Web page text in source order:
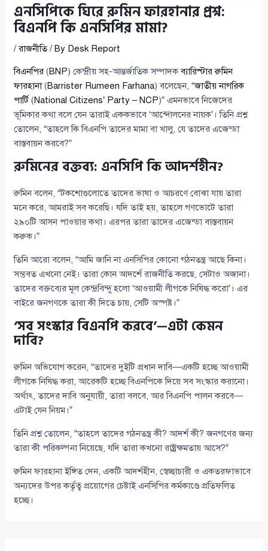
এনসিপিকে ঘিরে রুমিন ফারহানার প্রশ্ন:
বিএনপি কি এনসিপির মামা?
/রাজনীতি/ By Desk Report
বিএনপির (BNP) কেন্দ্রীয় সহ-আন্তর্জাতিক সম্পাদকব্যারিস্টার রুমিন
ফারহানা(Barrister Rumeen Farhana) বলেছেন, “জাতীয় নাগরিক
পার্টি (National Citizens’ Party – NCP)” এমনভাবে নিজেদের
ভূমিকার কথা বলে যেন তারাই এককভাবে ‘আন্দোলনের নায়ক’। তিনি প্রশ্ন
তোলেন, “তাহলে কি বিএনপি তাদের মামা বা খালু, যে তাদের এজেন্ডা
বাস্তবায়ন করবে?”
রুমিনের বক্তব্য: এনসিপি কি আদর্শহীন?
রুমিন বলেন, “টকশোগুলোতে তাদের ভাষা ও আচরণে বোঝা যায় তারা
মনে করে, আমরাই সব করেছি। যদি তাই হয়, তাহলে গণভোটে তারা
২৯০টি আসন পাওয়ার কথা। এরপর তারা তাদের এজেন্ডা বাস্তবায়ন
করুক।”
তিনি আরো বলেন, “আমি জানি না এনসিপির কোনো গঠনতন্ত্র আছে কিনা।
সম্ভবত এখনো নেই। তারা কোন আদর্শে রাজনীতি করছে, সেটাও অজানা।
তাদের বক্তব্যের মূল কেন্দ্রবিন্দু হলো ‘আওয়ামী লীগকে নিষিদ্ধ করো’। এর
বাইরে জনগণকে তারা কী দিতে চায়, সেটি অস্পষ্ট।”
‘সব সংস্কার বিএনপি করবে’—এটা কেমন
দাবি?
রুমিন অভিযোগ করেন, “তাদের দুইটি প্রধান দাবি—একটি হচ্ছে আওয়ামী
লীগকে নিষিদ্ধ করা, আরেকটি হচ্ছে বিএনপিকে দিয়ে সব সংস্কার করানো।
অর্থাৎ, তাদের দাবি অনুযায়ী, তারা বলবে, আর বিএনপি পালন করবে—
এটাই যেন নিয়ম।”
তিনি প্রশ্ন তোলেন, “তাহলে তাদের গঠনতন্ত্র কী? আদর্শ কী? জনগণের জন্য
তারা কী পরিকল্পনা নিয়েছে, যদি তারা কখনো রাষ্ট্রক্ষমতায় আসে?”
রুমিন ফারহানা ইঙ্গিত দেন, একটি আদর্শহীন, স্বেচ্ছাচারী ও একতরফাভাবে
অন্যদের উপর কর্তৃত্ব প্রয়োগের চেষ্টাই এনসিপির কর্মকাণ্ডে প্রতিফলিত
হচ্ছে।